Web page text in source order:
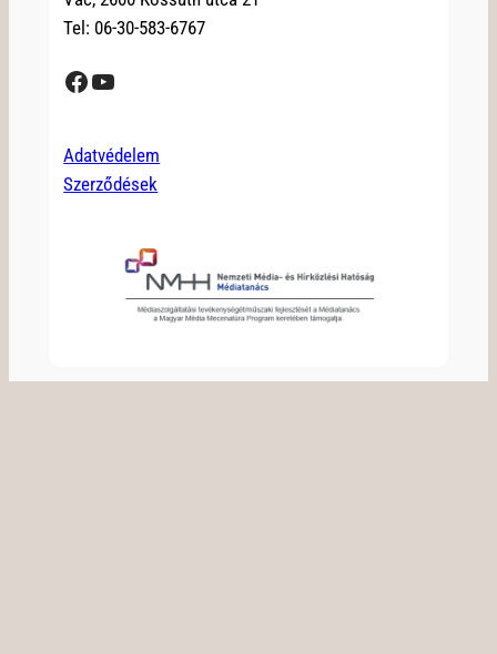
Tel: 06-30-583-6767
Facebook YouTube
Adatvédelem
Szerződések